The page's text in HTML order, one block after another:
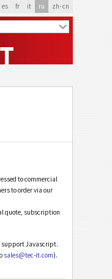
es fr it ru zh-cn
to commercial
to order via our
quote, subscription
support Javascript.
sales@tec-it.com).